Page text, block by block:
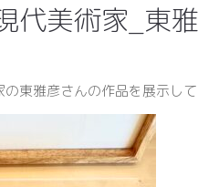
代美術家_東
の東雅彦さんの作品を展示し